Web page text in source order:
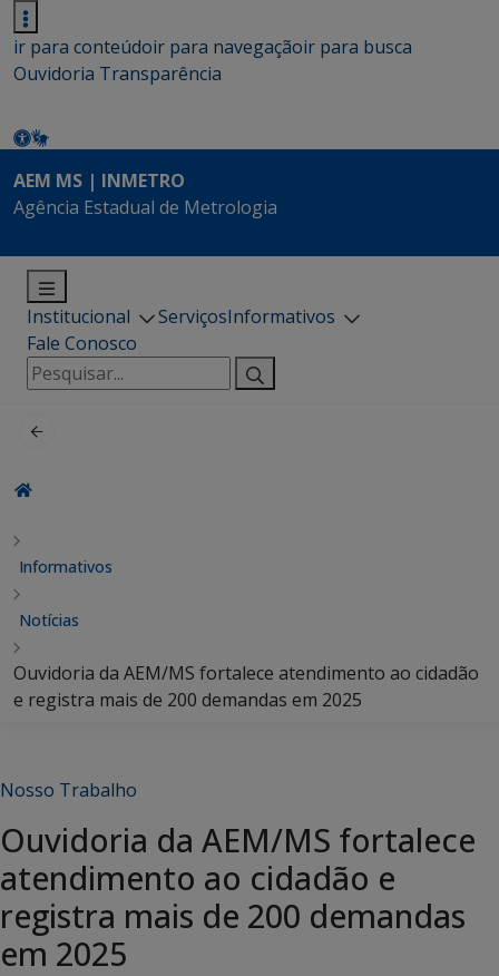
ir para conteúdoir para navegaçãoir para busca
Ouvidoria Transparência
AEM MS | INMETRO
Agência Estadual de Metrologia
Institucional ServiçosInformativos
Fale Conosco
Pesquisar
por:
Informativos
Notícias
Ouvidoria da AEM/MS fortalece atendimento ao cidadão
e registra mais de 200 demandas em 2025
Nosso Trabalho
Ouvidoria da AEM/MS fortalece
atendimento ao cidadão e
registra mais de 200 demandas
em 2025